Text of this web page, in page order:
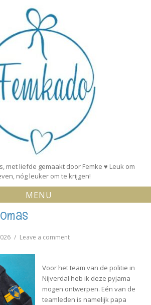
met liefde gemaakt door Femke ♥ Leuk om
nóg leuker om te krijgen!
MENU
Leave a comment
Thomas
Voor het team van de politie in
Nijverdal heb ik deze pyjama
mogen ontwerpen. Eén van de
teamleden is namelijk papa